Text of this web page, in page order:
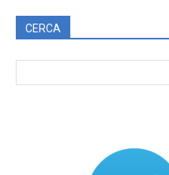
CERCA